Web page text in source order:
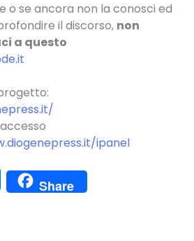
o se ancora non la conosci ed
il discorso, non
a questo
ipanel
Li
n
Share